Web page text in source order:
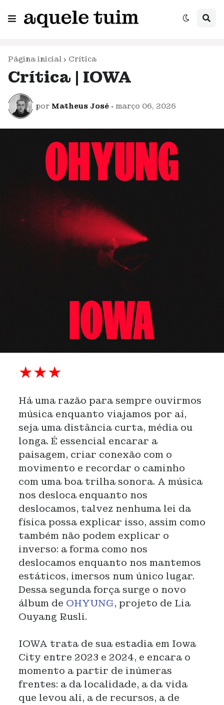
Página inicial Crítica
Crítica | IOWA
por Matheus José • março 06, 2026
★★★
Há uma razão para sempre ouvirmos
música enquanto viajamos por aí,
seja uma distância curta, média ou
longa. É essencial encarar a
paisagem, criar conexão com o
movimento e recordar o caminho
com uma boa trilha sonora. A música
nos desloca enquanto nos
deslocamos, talvez nenhuma lei da
física possa explicar isso, assim como
também não podem explicar o
inverso: a forma como nos
deslocamos enquanto nos mantemos
estáticos, imersos num único lugar.
Dessa segunda força surge o novo
álbum de OHYUNG, projeto de Lia
Ouyang Rusli.
IOWA trata de sua estadia em Iowa
City entre 2023 e 2024, e encara o
momento a partir de inúmeras
frentes: a da localidade, a da vida
que levou ali, a de recursos, a de